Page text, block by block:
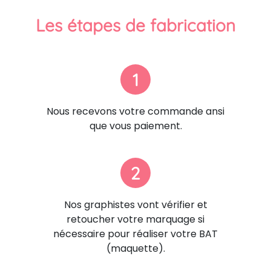
Les étapes de fabrication
1
Nous recevons votre commande ansi
que vous paiement.
2
Nos graphistes vont vérifier et
retoucher votre marquage si
nécessaire pour réaliser votre BAT
(maquette).